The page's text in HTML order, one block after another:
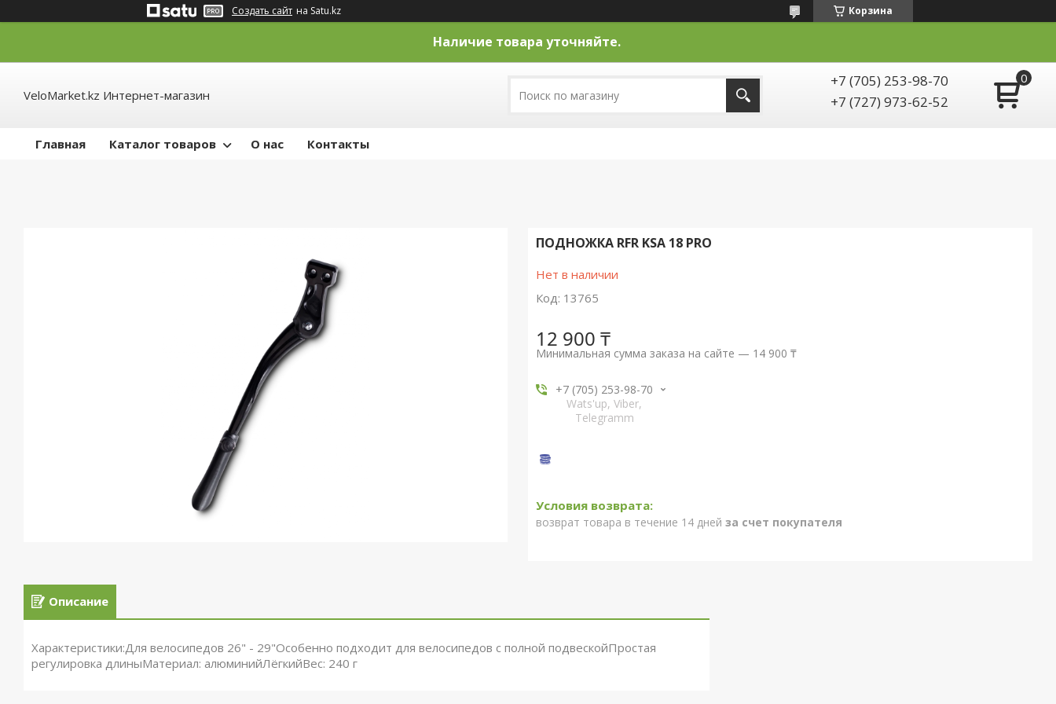
Создать сайт на Satu.kz Корзина
Наличие товара уточняйте.
VeloMarket.kz Интернет-магазин
+7 (705) 253-98-70
+7 (727) 973-62-52
Главная Каталог товаров О нас Контакты
ПОДНОЖКА RFR KSA 18 PRO
Нет в наличии
Код: 13765
12 900 ₸
Минимальная сумма заказа на сайте — 14 900 ₸
+7 (705) 253-98-70
Wats'up, Viber,
Telegramm
возврат товара в течение 14 дней за счет покупателя
Описание
Характеристики:Для велосипедов 26" - 29"Особенно подходит для велосипедов с полной подвескойПростая
регулировка длиныМатериал: алюминийЛёгкийВес: 240 г